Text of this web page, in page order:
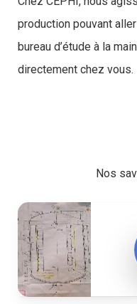
production pouvant
bureau d’étude à la
directement chez vous.
Nos